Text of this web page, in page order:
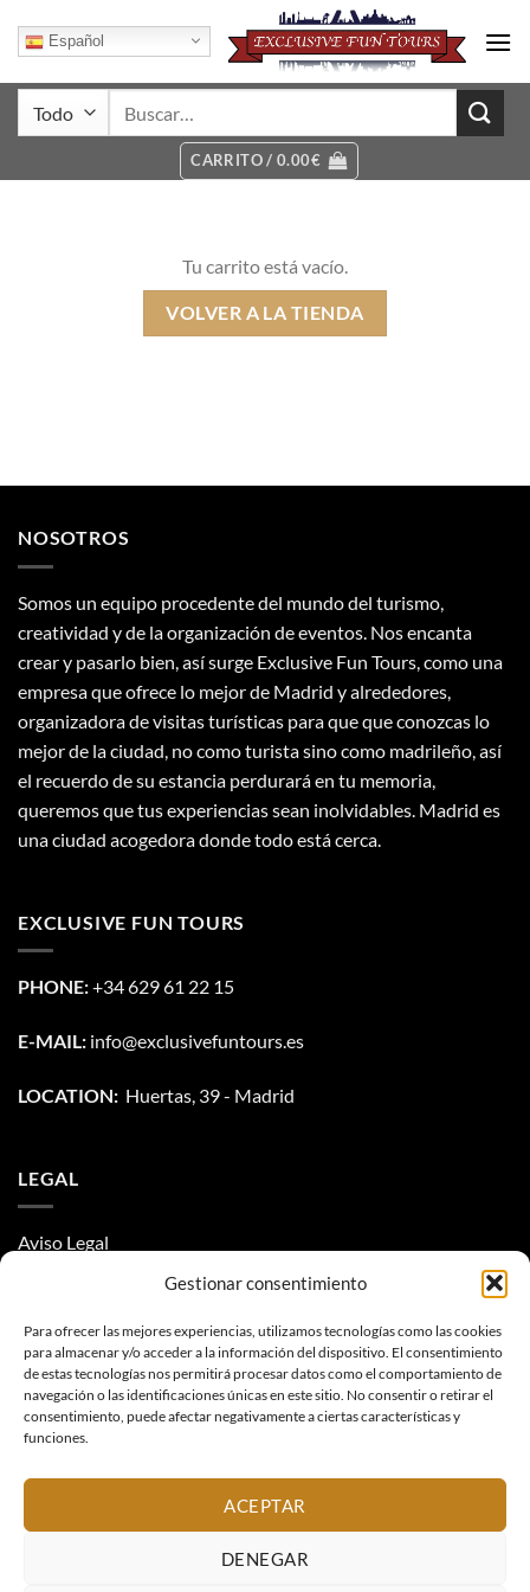
Gestionar consentimiento
Para ofrecer las mejores experiencias, utilizamos tecnologías como las cookies
para almacenar y/o acceder a la información del dispositivo. El consentimiento
de estas tecnologías nos permitirá procesar datos como el comportamiento de
navegación o las identificaciones únicas en este sitio. No consentir o retirar el
consentimiento, puede afectar negativamente a ciertas características y
funciones.
ACEPTAR
DENEGAR
Español
CARRITO /0.00€
Tu carrito está vacío.
VOLVER A LA TIENDA
NOSOTROS
Somos un equipo procedente del mundo del turismo,
creatividad y de la organización de eventos. Nos encanta
crear y pasarlo bien, así surge Exclusive Fun Tours, como una
empresa que ofrece lo mejor de Madrid y alrededores,
organizadora de visitas turísticas para que que conozcas lo
mejor de la ciudad, no como turista sino como madrileño, así
el recuerdo de su estancia perdurará en tu memoria,
queremos que tus experiencias sean inolvidables. Madrid es
una ciudad acogedora donde todo está cerca.
EXCLUSIVE FUN TOURS
PHONE:+34 629 61 22 15
E-MAIL: info@exclusivefuntours.es
LOCATION: Huertas, 39 - Madrid
LEGAL
Aviso Legal
Condiciones y privacidad
Política de Cookies
American
Copyright 2026 ©Iniciativas Especiales